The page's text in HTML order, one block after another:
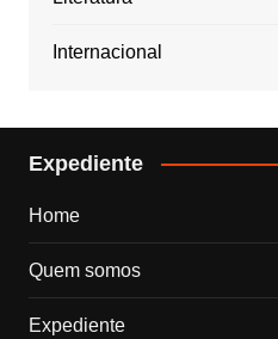
Internacional
Expediente
Home
Quem somos
Expediente